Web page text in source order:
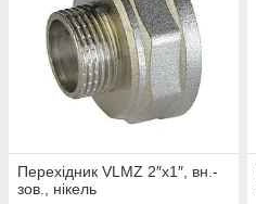
Перехідник VLMZ 2″х1″, вн.-
зов., нікель